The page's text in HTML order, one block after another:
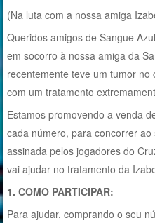
(Na luta com a nossa amiga
Queridos amigos de Sangue
em socorro à nossa amiga da
recentemente teve um tumor
com um tratamento
Estamos promovendo a venda
cada número, para concorrer
assinada pelos jogadores do
vai ajudar no tratamento da
1. COMO PARTICIPAR:
Para ajudar, comprando o seu